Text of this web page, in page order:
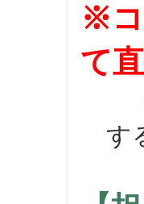
※コ
て
（
す